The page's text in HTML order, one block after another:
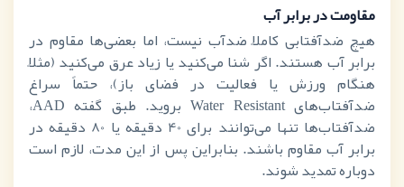
مقاومت در برابر آب
هیچ ضدآفتابی کاملاً ضدآب نیست، اما بعضی‌ها مقاوم در
برابر آب هستند. اگر شنا می‌کنید یا زیاد عرق می‌کنید (مثلاً
هنگام ورزش یا فعالیت در فضای باز)، حتماً سراغ
ضدآفتاب‌هایWater Resistantبروید. طبق گفته AAD،
ضدآفتاب‌ها تنها می‌توانند برای 40 دقیقه یا 80 دقیقه در
برابر آب مقاوم باشند. بنابراین پس از این مدت، لازم است
دوباره تمدید شوند.